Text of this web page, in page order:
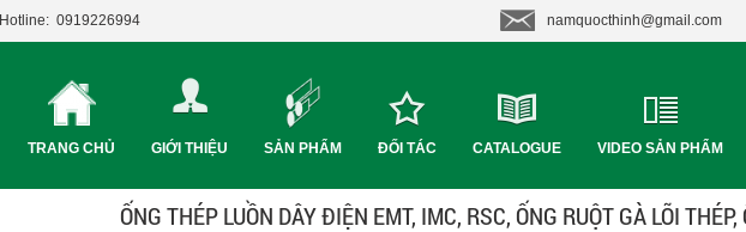
Hotline: 0919226994 namquocthinh@gmail.com
TRANG CHỦ GIỚI THIỆU SẢN PHẨM ĐỐI TÁC CATALOGUE VIDEO SẢN PHẨM
ỐNG THÉP LUỒN DÂY ĐIỆN EMT, IMC, RSC, ỐNG RUỘT GÀ LÕI